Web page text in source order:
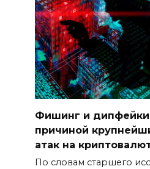
Фишинг и дипфейки
причиной
атак на
По словам старшего